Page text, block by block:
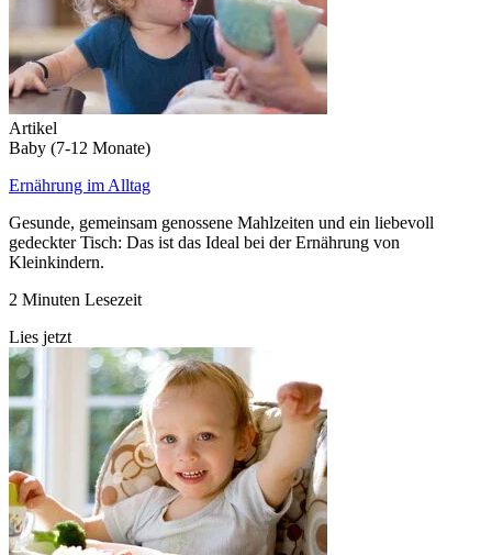
Artikel
Baby (7-12 Monate)
Ernährung im Alltag
Gesunde, gemeinsam genossene Mahlzeiten und ein liebevoll
gedeckter Tisch: Das ist das Ideal bei der Ernährung von
Kleinkindern.
2 Minuten Lesezeit
Lies jetzt